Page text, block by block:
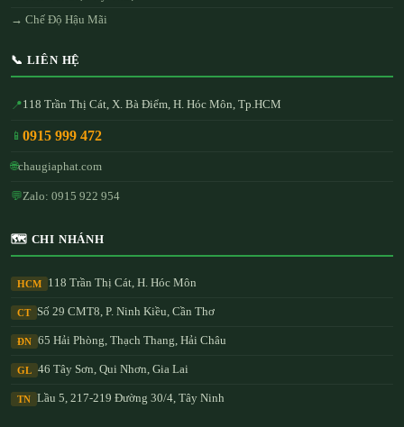
→ Chế Độ Hậu Mãi
📞 LIÊN HỆ
📍118 Trần Thị Cát, X. Bà Điểm, H. Hóc Môn, Tp.HCM
📱 0915 999 472
🌐chaugiaphat.com
💬Zalo: 0915 922 954
🗺️ CHI NHÁNH
HCM 118 Trần Thị Cát, H. Hóc Môn
CT Số 29 CMT8, P. Ninh Kiều, Cần Thơ
ĐN 65 Hải Phòng, Thạch Thang, Hải Châu
GL 46 Tây Sơn, Qui Nhơn, Gia Lai
TN Lầu 5, 217-219 Đường 30/4, Tây Ninh